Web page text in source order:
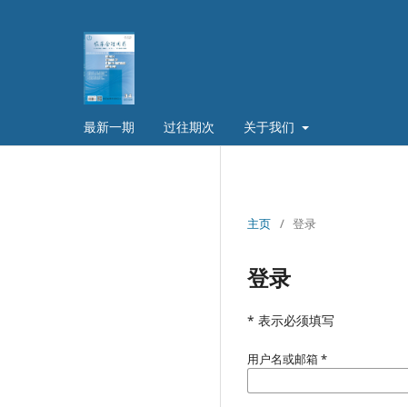
最新一期 过往期次 关于我们
主页 / 登录
登录
* 表示必须填写
用户名或邮箱*